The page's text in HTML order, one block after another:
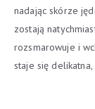
nadając skórze
zostają
rozsmarowuje i
staje się